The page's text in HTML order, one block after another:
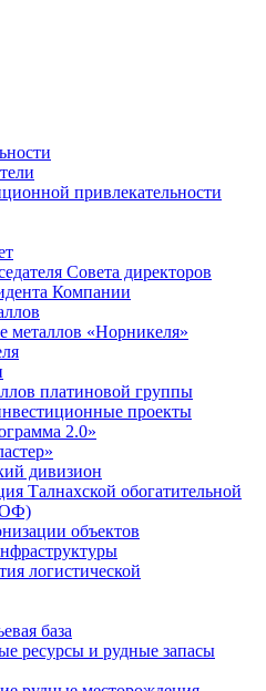
привлекательности
Совета директоров
Компании
металлов «Норникеля»
платиновой группы
проекты
2.0»
дивизион
Талнахской обогатительной
объектов
логистической
база
ресурсы и рудные запасы